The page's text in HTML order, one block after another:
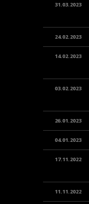
31.03.2023
24.02.2023
14.02.2023
03.02.2023
26.01.2023
04.01.2023
17.11.2022
11.11.2022